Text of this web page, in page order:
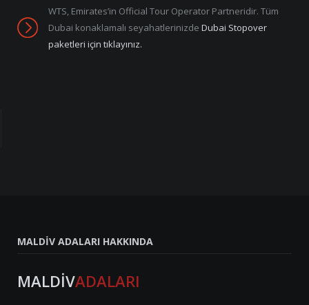
WTS, Emirates’in Official Tour Operator Partneridir. Tüm
Dubai konaklamalı seyahatlerinizde Dubai Stopover
paketleri için tıklayınız.
MALDIV ADALARI HAKKINDA
MALDİVADALARI